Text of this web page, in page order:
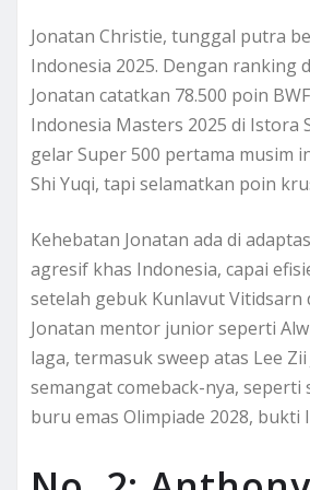
Jonatan Christie, tunggal putra
Indonesia 2025. Dengan
Jonatan catatkan 78.500 poin
Indonesia Masters 2025 di Istora
gelar Super 500 pertama musim
Shi Yuqi, tapi selamatkan poin
Kehebatan Jonatan ada di
agresif khas Indonesia, capai
setelah gebuk Kunlavut
Jonatan mentor junior seperti
laga, termasuk sweep atas Lee
semangat comeback-nya, seperti
buru emas Olimpiade 2028,